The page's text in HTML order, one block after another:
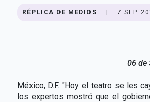
RÉPLICA DE MEDIOS 7 SEP.
06 de
México, D.F. "Hoy el teatro se les
los expertos mostró que el